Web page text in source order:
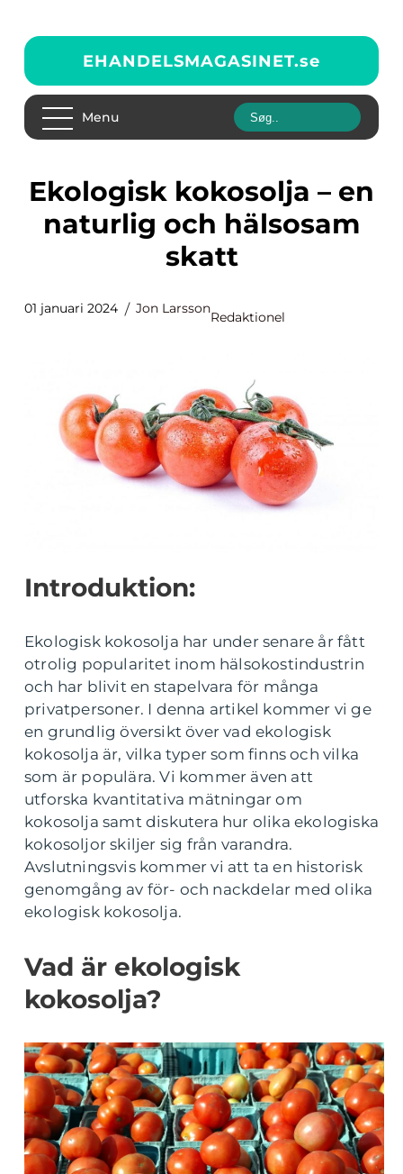
EHANDELSMAGASINET.se
Menu
Ekologisk kokosolja – en
naturlig och hälsosam
skatt
01 januari 2024 Jon Larsson
Redaktionel
Introduktion:
Ekologisk kokosolja har under senare år fått
otrolig popularitet inom hälsokostindustrin
och har blivit en stapelvara för många
privatpersoner. I denna artikel kommer vi ge
en grundlig översikt över vad ekologisk
kokosolja är, vilka typer som finns och vilka
som är populära. Vi kommer även att
utforska kvantitativa mätningar om
kokosolja samt diskutera hur olika ekologiska
kokosoljor skiljer sig från varandra.
Avslutningsvis kommer vi att ta en historisk
genomgång av för- och nackdelar med olika
ekologisk kokosolja.
Vad är ekologisk
kokosolja?